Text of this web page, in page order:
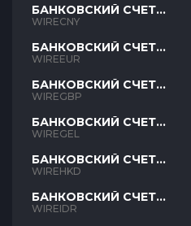
БАНКОВСКИЙ СЧЕТ
CNY
WIRECNY
БАНКОВСКИЙ СЧЕТ
EUR
WIREEUR
БАНКОВСКИЙ СЧЕТ
GBP
WIREGBP
БАНКОВСКИЙ СЧЕТ
GEL
WIREGEL
БАНКОВСКИЙ СЧЕТ
HKD
WIREHKD
БАНКОВСКИЙ СЧЕТ
IDR
WIREIDR